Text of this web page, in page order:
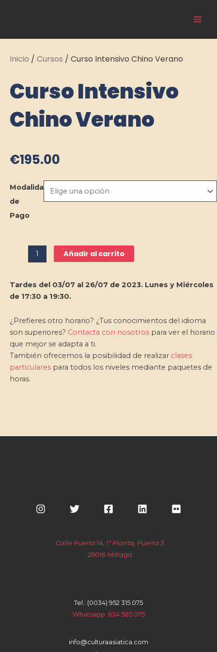
Inicio / Cursos / Curso Intensivo Chino Verano
Curso Intensivo
Chino Verano
€195.00
Modalidad
de
Pago
Curso
Chino
Verano
Añadir al carrito
Tardes del 03/07 al 26/07 de 2023. Lunes y Miércoles
de 17:30 a 19:30.
¿Prefieres otro horario? ¿Tus conocimientos del idioma
son superiores? Contacta con nosotros para ver el horario
que mejor se adapta a ti.
También ofrecemos la posibilidad de realizar clases
particulares para todos los niveles mediante paquetes de
horas.
Calle Puerto 14, 1ª Planta, Puerta 3
29016 Málaga
Tel.: (0034) 952 315 075
Whatsapp: 634 585 075
info@culturaasiatica.com